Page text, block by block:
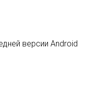
версии Android